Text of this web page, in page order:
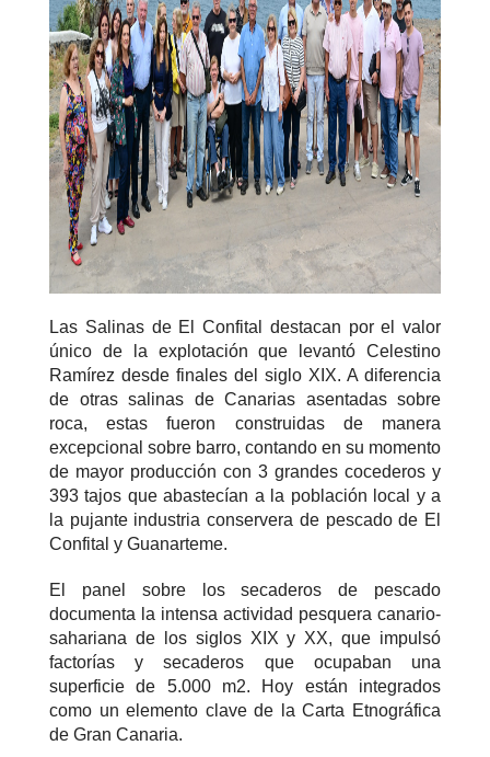
Las Salinas de El Confital destacan por el valor
único de la explotación que levantó Celestino
Ramírez desde finales del siglo XIX. A diferencia
de otras salinas de Canarias asentadas sobre
roca, estas fueron construidas de manera
excepcional sobre barro, contando en su momento
de mayor producción con 3 grandes cocederos y
393 tajos que abastecían a la población local y a
la pujante industria conservera de pescado de El
Confital y Guanarteme.
El panel sobre los secaderos de pescado
documenta la intensa actividad pesquera canario-
sahariana de los siglos XIX y XX, que impulsó
factorías y secaderos que ocupaban una
superficie de 5.000 m2. Hoy están integrados
como un elemento clave de la Carta Etnográfica
de Gran Canaria.